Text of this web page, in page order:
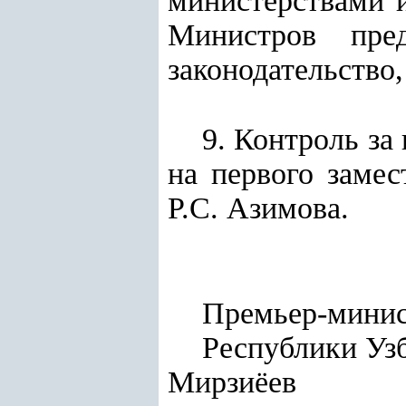
Министров
9. Контроль за
на первого
Р.С. Азимова.
Премьер-
Мирзиёев